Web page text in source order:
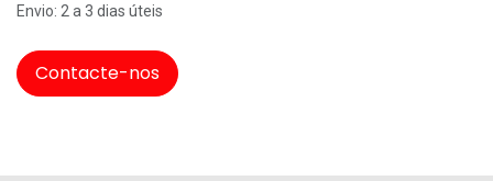
Envio: 2 a 3 dias úteis
Contacte-nos